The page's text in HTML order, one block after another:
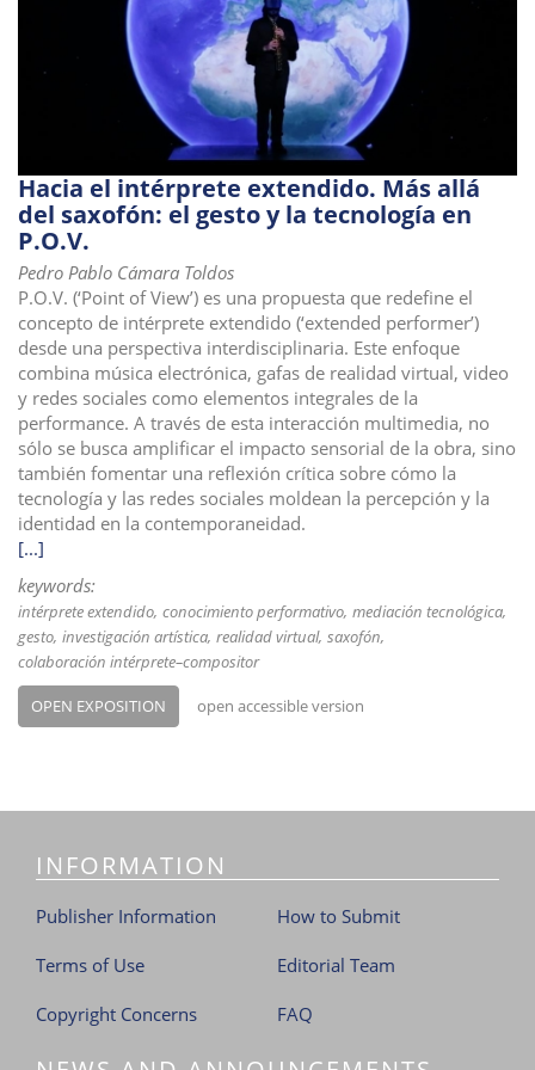
Hacia el intérprete extendido. Más allá
del saxofón: el gesto y la tecnología en
P.O.V.
Pedro Pablo Cámara Toldos
P.O.V. (‘Point of View’) es una propuesta que redefine el
concepto de intérprete extendido (‘extended performer’)
desde una perspectiva interdisciplinaria. Este enfoque
combina música electrónica, gafas de realidad virtual, video
y redes sociales como elementos integrales de la
performance. A través de esta interacción multimedia, no
sólo se busca amplificar el impacto sensorial de la obra, sino
también fomentar una reflexión crítica sobre cómo la
tecnología y las redes sociales moldean la percepción y la
identidad en la contemporaneidad.
[...]
keywords:
intérprete extendido conocimiento performativo mediación tecnológica
gesto investigación artística realidad virtual saxofón
colaboración intérprete–compositor
OPEN EXPOSITION open accessible version
INFORMATION
Publisher Information
Terms of Use
Copyright Concerns
How to Submit
Editorial Team
FAQ